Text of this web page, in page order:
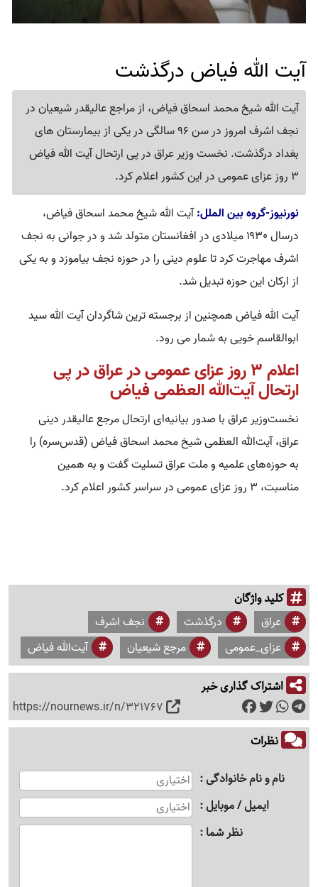
آیت الله فیاض درگذشت
آیت الله شیخ محمد اسحاق فیاض، از مراجع عالیقدر شیعیان در
نجف اشرف امروز در سن 96 سالگی در یکی از بیمارستان های
بغداد درگذشت. نخست وزیر عراق در پی ارتحال آیت الله فیاض
3 روز عزای عمومی در این کشور اعلام کرد.
نورنیوز-گروه بین الملل:آیت الله شیخ محمد اسحاق فیاض،
درسال ۱۹۳۰ میلادی در افغانستان متولد شد و در جوانی به نجف
اشرف مهاجرت کرد تا علوم دینی را در حوزه نجف بیاموزد و به یکی
از ارکان این حوزه تبدیل شد.
آیت الله فیاض همچنین از برجسته ترین شاگردان آیت الله سید
ابوالقاسم خویی به شمار می رود.
اعلام ۳ روز عزای عمومی در عراق در پی
ارتحال آیت‌الله العظمی فیاض
نخست‌وزیر عراق با صدور بیانیه‌ای ارتحال مرجع عالیقدر دینی
عراق، آیت‌الله العظمی شیخ محمد اسحاق فیاض (قدس‌سره) را
به حوزه‌های علمیه و ملت عراق تسلیت گفت و به همین
مناسبت، ۳ روز عزای عمومی در سراسر کشور اعلام کرد.
کلید واژگان
عراق درگذشت
نجف اشرف
عزای_عمومی
مرجع شیعیان آیت‌الله فیاض
اشتراک گذاری خبر
https://nournews.ir/n/321767
نظرات
نام و نام خانوادگی
ایمیل / موبایل
نظر شما